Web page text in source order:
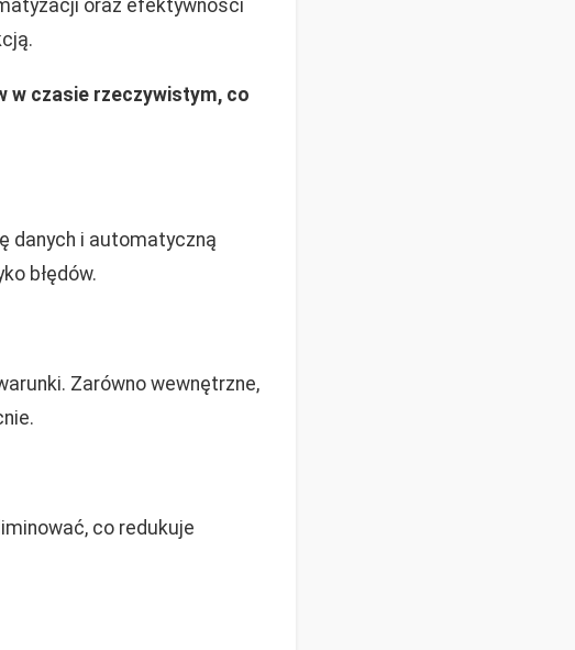
oraz efektywności
w czasie rzeczywistym, co
danych i automatyczną
błędów.
Zarówno wewnętrzne,
co redukuje